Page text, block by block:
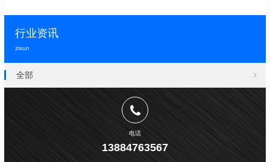
行业资讯
zixun
全部
电话
13884763567